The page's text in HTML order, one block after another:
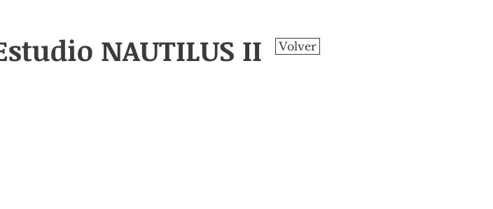
NAUTILUS II Volver